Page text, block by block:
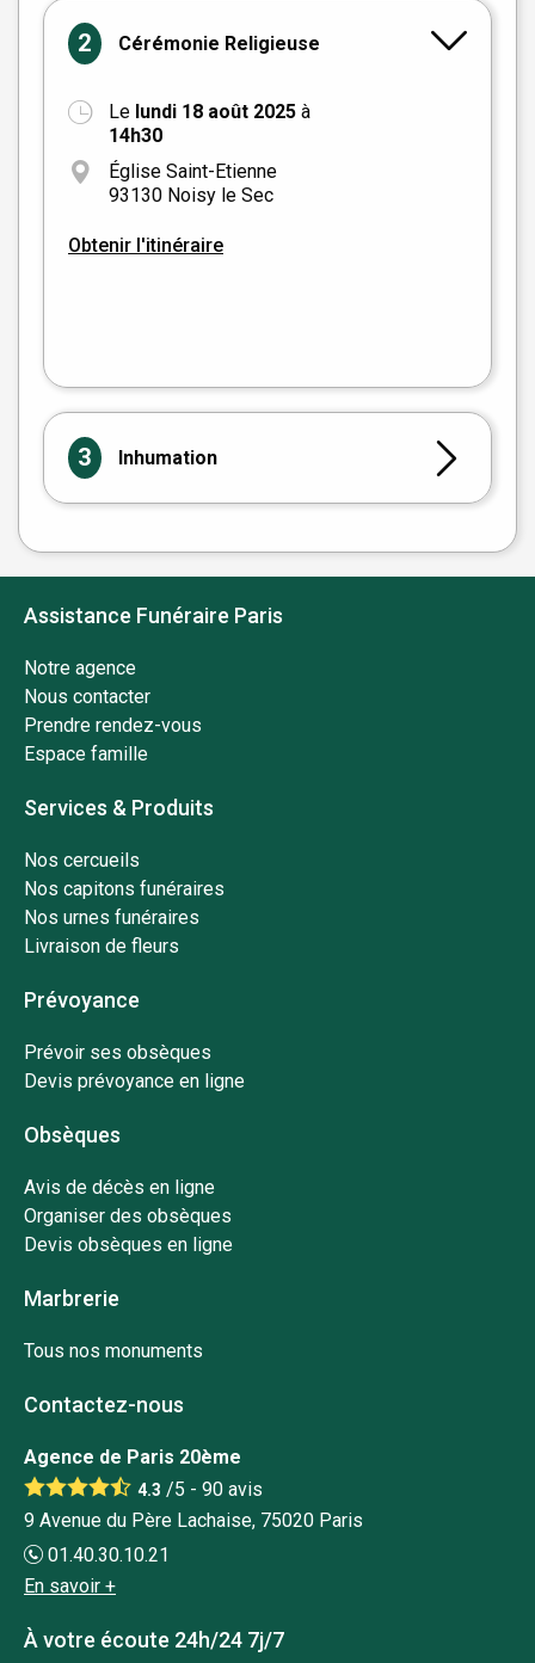
2 Cérémonie Religieuse
Le lundi 18 août 2025 à
14h30
Église Saint-Etienne
93130 Noisy le Sec
Obtenir l'itinéraire
3 Inhumation
Assistance Funéraire Paris
Notre agence
Nous contacter
Prendre rendez-vous
Espace famille
Services & Produits
Nos cercueils
Nos capitons funéraires
Nos urnes funéraires
Livraison de fleurs
Prévoyance
Prévoir ses obsèques
Devis prévoyance en ligne
Obsèques
Avis de décès en ligne
Organiser des obsèques
Devis obsèques en ligne
Marbrerie
Tous nos monuments
Contactez-nous
Agence de Paris 20ème
4.3 /5 - 90 avis
9 Avenue du Père Lachaise, 75020 Paris
01.40.30.10.21
En savoir +
À votre écoute 24h/24 7j/7